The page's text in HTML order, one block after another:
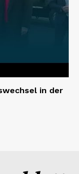
in der